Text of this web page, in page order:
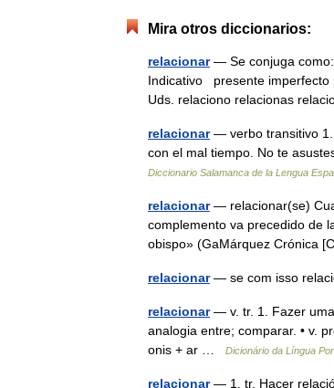
Mira otros diccionarios:
relacionar— Se conjuga como:
Indicativo presente imperfecto
Uds. relaciono relacionas
relacionar— verbo transitivo 1.
con el mal tiempo. No te
Diccionario Salamanca de la Lengua
relacionar— relacionar(se)
complemento va precedido de
obispo» (GaMárquez Crónica
relacionar— se com isso
relacionar— v. tr. 1. Fazer uma
analogia entre; comparar. • v.
onis + ar …
Dicionário da Língua
relacionar— 1. tr. Hacer